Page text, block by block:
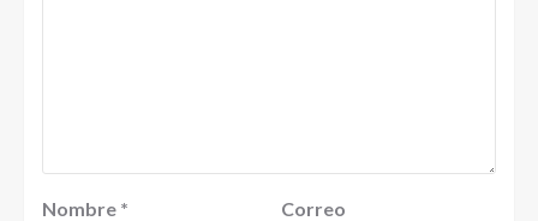
Nombre *
Correo